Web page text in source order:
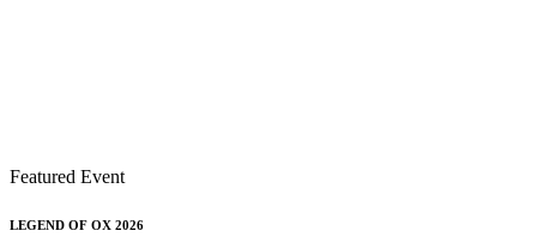
Featured Event
LEGEND OF OX 2026